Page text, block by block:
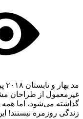
غیرمعمول از طراحان
زندگی روزمره نیستند!